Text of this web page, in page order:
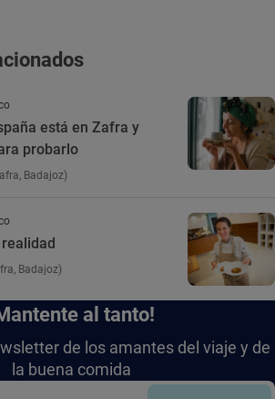
está en Zafra y
probarlo
Badajoz)
realidad
Badajoz)
al tanto!
de los amantes del viaje y de
la buena comida